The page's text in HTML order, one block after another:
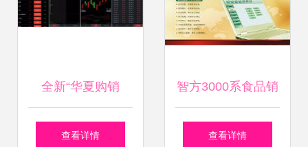
全新“华夏购销
汇”手机交易软件上
查看详情
智方3000系食品销
售管理软件 提升效
查看详情